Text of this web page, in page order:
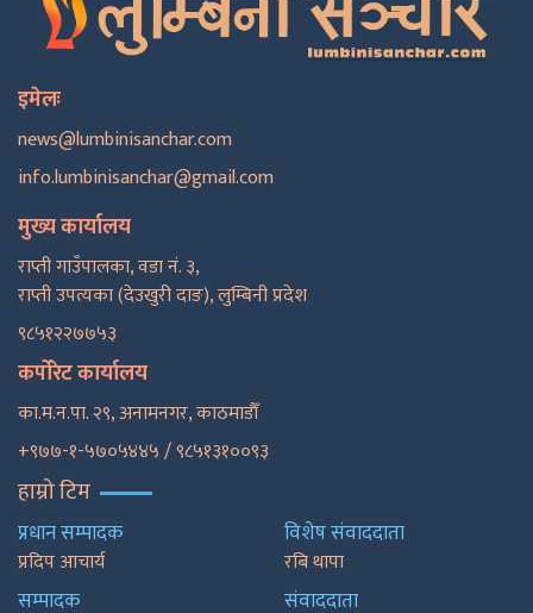
इमेलः
news@lumbinisanchar.com
info.lumbinisanchar@gmail.com
मुख्य कार्यालय
राप्ती गाउँपालका, वडा नं. ३,
राप्ती उपत्यका (देउखुरी दाङ), लुम्बिनी प्रदेश
९८५१२२७७५३
कर्पोरेट कार्यालय
का.म.न.पा. २९, अनामनगर, काठमाडाैँ
+९७७-१-५७०५४४५ / ९८५१३१००९३
हाम्रो टिम
प्रधान सम्पादक
प्रदिप आचार्य
सम्पादक
विशेष संवाददाता
रबि थापा
संवाददाता